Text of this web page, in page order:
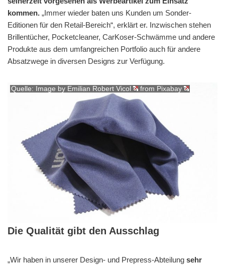
kommen. „Immer wieder baten uns Kunden um Sonder-
Editionen für den Retail-Bereich“, erklärt er. Inzwischen stehen
Brillentücher, Pocketcleaner, CarKoser-Schwämme und andere
Produkte aus dem umfangreichen Portfolio auch für andere
Absatzwege in diversen Designs zur Verfügung.
Quelle: Image by Emilian Robert Vicol from Pixabay
Die Qualität gibt den Ausschlag
„Wir haben in unserer Design- und Prepress-Abteilung sehr